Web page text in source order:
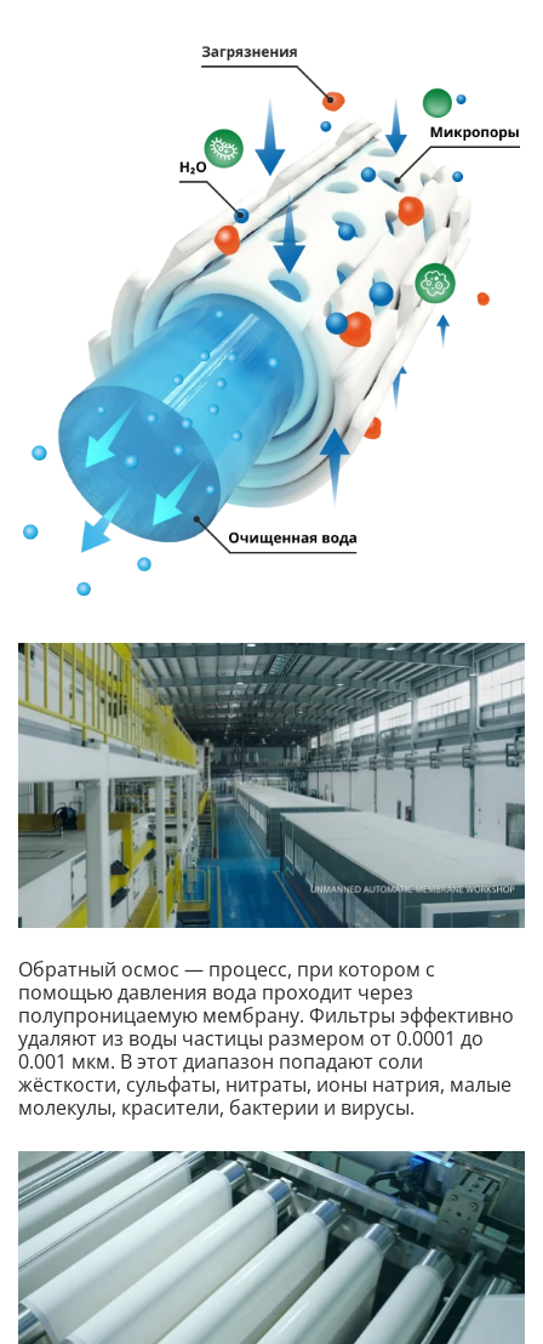
Обратный осмос — процесс, при котором с
помощью давления вода проходит через
полупроницаемую мембрану. Фильтры эффективно
удаляют из воды частицы размером от 0.0001 до
0.001 мкм. В этот диапазон попадают соли
жёсткости, сульфаты, нитраты, ионы натрия, малые
молекулы, красители, бактерии и вирусы.